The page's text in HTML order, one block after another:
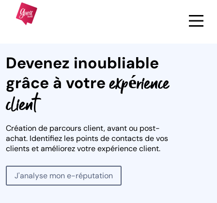
Devenez inoubliable
grâce à votreexpérience
client
Création de parcours client, avant ou post-
achat. Identifiez les points de contacts de vos
clients et améliorez votre expérience client.
J'analyse mon e-réputation